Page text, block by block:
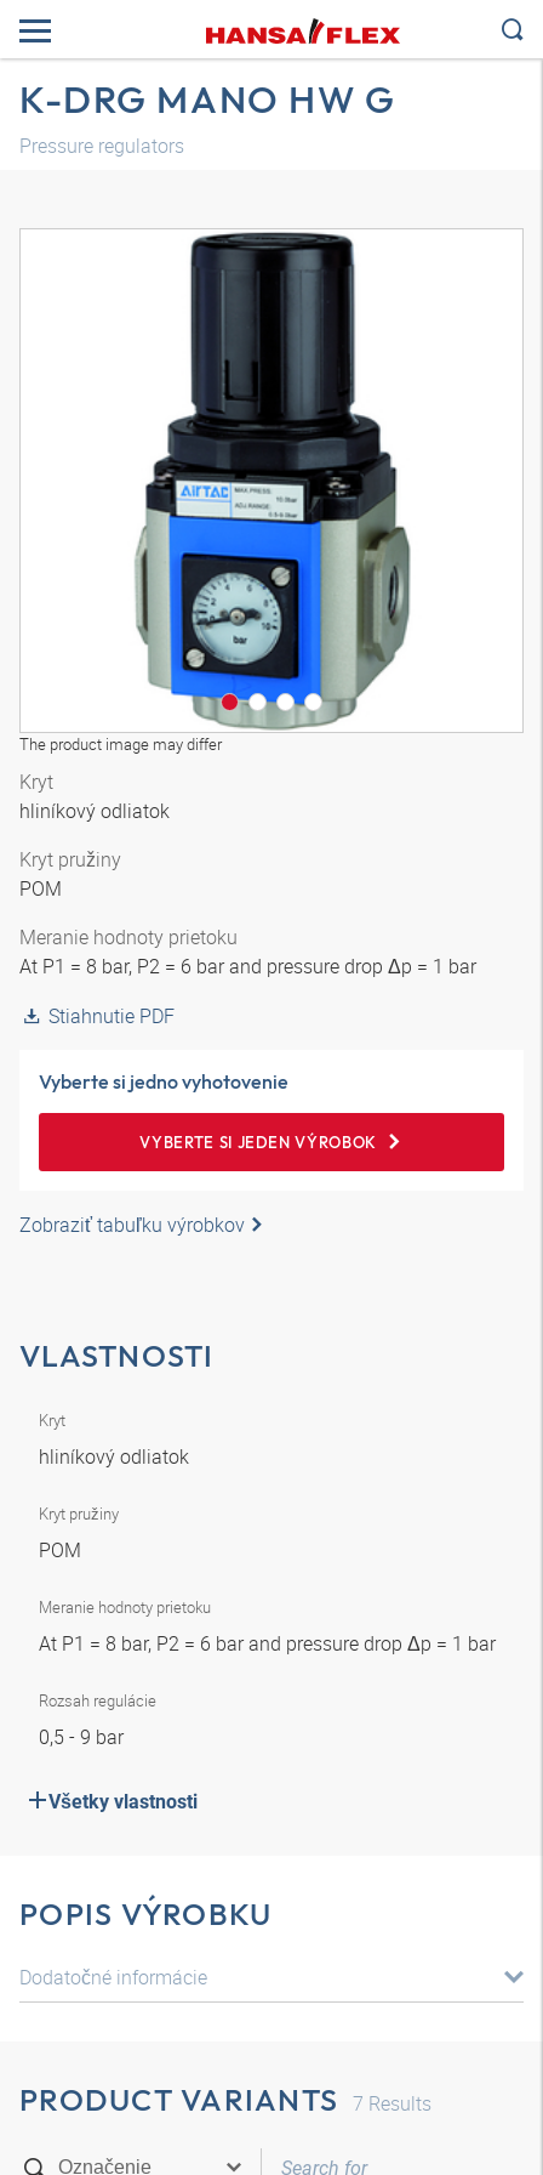
K-DRG MANO HW G
Pressure regulators
The product image may differ
3D model
Kryt
hliníkový odliatok
Kryt pružiny
POM
Meranie hodnoty prietoku
At P1 = 8 bar, P2 = 6 bar and pressure drop Δp = 1 bar
Stiahnutie PDF
Vyberte si jedno vyhotovenie
VYBERTE SI JEDEN VÝROBOK
Zobraziť tabuľku výrobkov
VLASTNOSTI
Kryt
hliníkový odliatok
Kryt pružiny
POM
Meranie hodnoty prietoku
At P1 = 8 bar, P2 = 6 bar and pressure drop Δp = 1 bar
Rozsah regulácie
0,5 - 9 bar
Všetky vlastnosti
POPIS VÝROBKU
Dodatočné informácie
PRODUCT VARIANTS 7 Results